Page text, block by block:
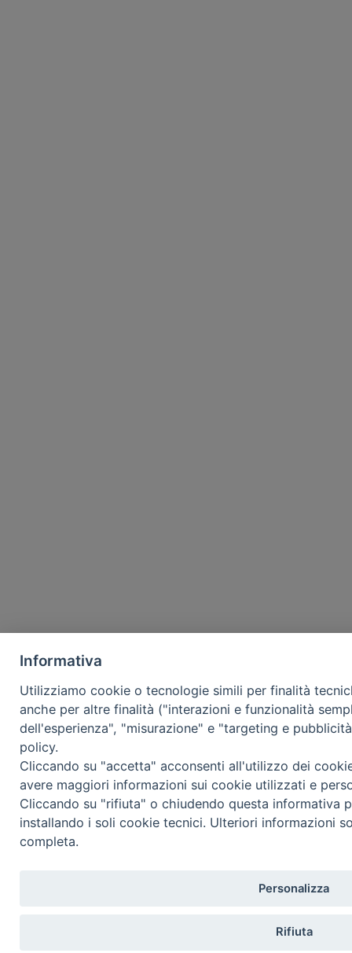
Informativa
Utilizziamo cookie o tecnologie simili per finalità
anche per altre finalità ("interazioni e funzionalità
dell'esperienza", "misurazione" e "targeting e
policy.
Cliccando su "accetta" acconsenti all'utilizzo dei
avere maggiori informazioni sui cookie utilizzati e
Cliccando su "rifiuta" o chiudendo questa informativa
installando i soli cookie tecnici. Ulteriori informazioni
completa.
Personalizza
Rifiuta